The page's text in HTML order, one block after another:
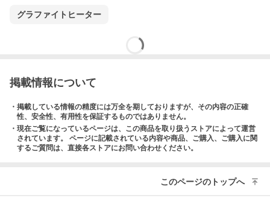
グラファイトヒーター
掲載情報について
・掲載している情報の精度には万全を期しておりますが、その内容の正確
性、安全性、有用性を保証するものではありません。
・現在ご覧になっているページは、この商品を取り扱うストアによって運営
されています。 ページに記載されている内容や商品、ご購入、ご購入に関
するご質問は、直接各ストアにお問い合わせください。
このページのトップへ